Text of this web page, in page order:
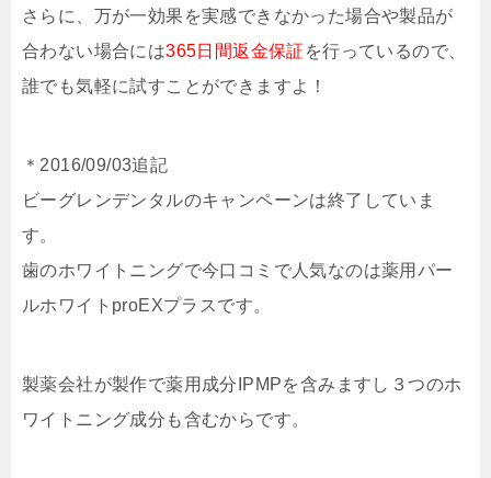
さらに、万が一効果を実感できなかった場合や製品が
合わない場合には365日間返金保証 を行っているので、
誰でも気軽に試すことができますよ！
＊2016/09/03追記
ビーグレンデンタルのキャンペーンは終了していま
す。
歯のホワイトニングで今口コミで人気なのは薬用パー
ルホワイトproEXプラスです。
製薬会社が製作で薬用成分IPMPを含みますし３つのホ
ワイトニング成分も含むからです。